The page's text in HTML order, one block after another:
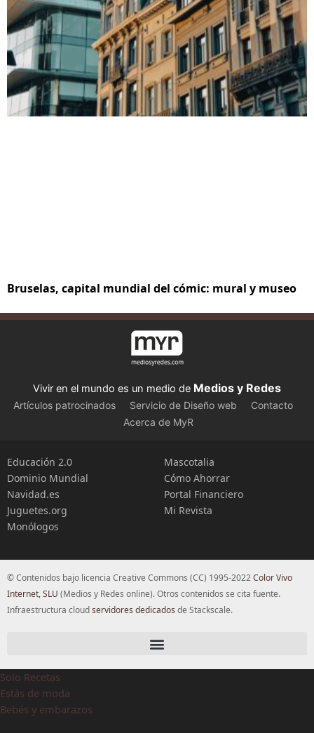
Bruselas, capital mundial del cómic: mural y museo
Vivir en el mundo es un medio de Medios y Redes
Artículos patrocinados Servicio de Diseño web
Contacto
Acerca de MyR
Educación 2.0
Dominio Mundial
Navidad.es
Juguetes.org
Monólogos
Mascotalia
Cómo Ahorrar
Portal Financiero
Mi Revista
© Contenidos bajo licencia Creative Commons (CC) 1995-2022Color Vivo
Internet, SLU (Medios y Redes online). Otros contenidos se cita fuente.
Infraestructura cloudservidores dedicados de Stackscale.
Solo Recetas
Estás de moda
Bebés y embarazos